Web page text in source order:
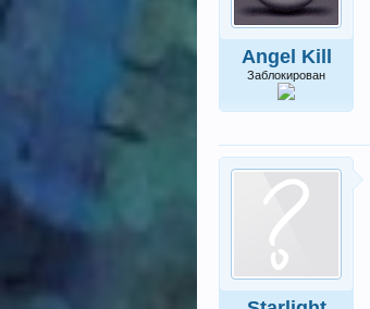
Angel Kill
Заблокирован